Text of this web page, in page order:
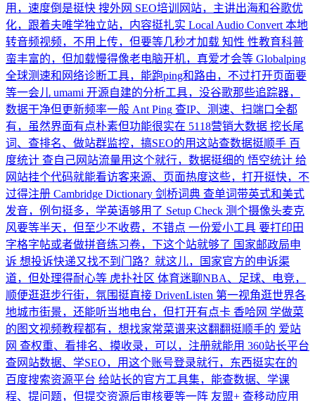
用，速度倒是挺快 搜外网 SEO培训网站，主讲出海和谷歌优
化，跟着夫唯学独立站，内容挺扎实 Local Audio Convert 本地
转音频视频，不用上传，但要等几秒才加载 知性 性教育科普
蛮丰富的，但加载慢得像老电脑开机，真爱才会等 Globalping
全球测速和网络诊断工具，能跑ping和路由，不过打开页面要
等一会儿 umami 开源自建的分析工具，没谷歌那些追踪器，
数据干净但更新频率一般 Ant Ping 查IP、测速、扫端口全都
有，虽然界面有点朴素但功能很实在 5118营销大数据 挖长尾
词、查排名、做站群监控，搞SEO的用这站查数据挺顺手 百
度统计 查自己网站流量用这个就行，数据挺细的 悟空统计 给
网站挂个代码就能看访客来源、页面热度这些，打开挺快，不
过得注册 Cambridge Dictionary 剑桥词典 查单词带英式和美式
发音，例句挺多，学英语够用了 Setup Check 测个摄像头麦克
风要等半天，但至少不收费，不错点 一份爱小工具 要打印田
字格字帖或者做拼音练习卷，下这个站就够了 国家邮政局申
诉 想投诉快递又找不到门路？就这儿，国家官方的申诉渠
道，但处理得耐心等 虎扑社区 体育迷聊NBA、足球、电竞，
顺便逛逛步行街，氛围挺直接 DrivenListen 第一视角逛世界各
地城市街景，还能听当地电台，但打开有点卡 香哈网 学做菜
的图文视频教程都有，想找家常菜谱来这翻翻挺顺手的 爱站
网 查权重、看排名、摸收录，可以，注册就能用 360站长平台
查网站数据、学SEO，用这个账号登录就行，东西挺实在的
百度搜索资源平台 给站长的官方工具集，能查数据、学课
程、提问题，但提交资源后审核要等一阵 友盟+ 查移动应用